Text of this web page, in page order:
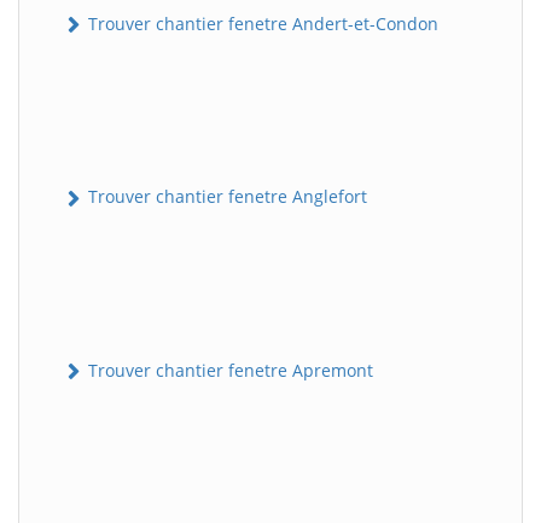
Trouver chantier fenetre Andert-et-Condon
Trouver chantier fenetre Anglefort
Trouver chantier fenetre Apremont